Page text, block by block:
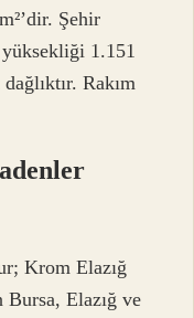
Şehir
1.151
Rakım
Krom Elazığ
Elazığ ve